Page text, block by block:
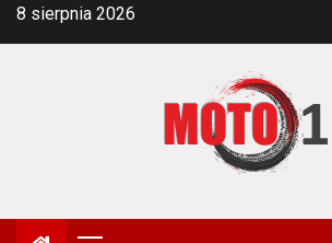
Skip8 sierpnia 2026